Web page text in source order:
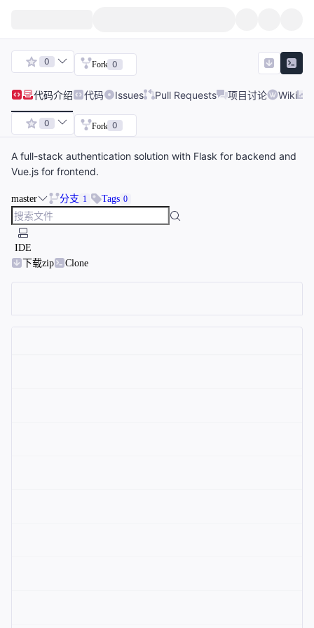
0 Fork 0
代码介绍 代码 Issues Pull Requests 项目讨论 Wiki
0 Fork 0
A full-stack authentication solution with Flask for backend and
Vue.js for frontend.
master 分支 1 Tags 0
IDE
下载zip
Clone